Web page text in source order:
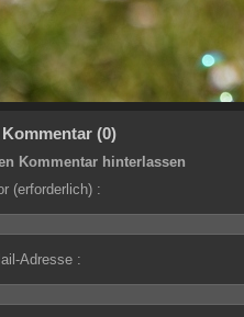
(0)
Kommentar hinterlassen
(erforderlich) :
Adresse :